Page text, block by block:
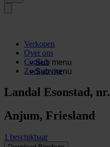
Verkopen
Over ons
Sub menu
Contact
Sub menu
Zoekservice
Landal Esonstad,
Anjum, Friesland
1 beschikbaar